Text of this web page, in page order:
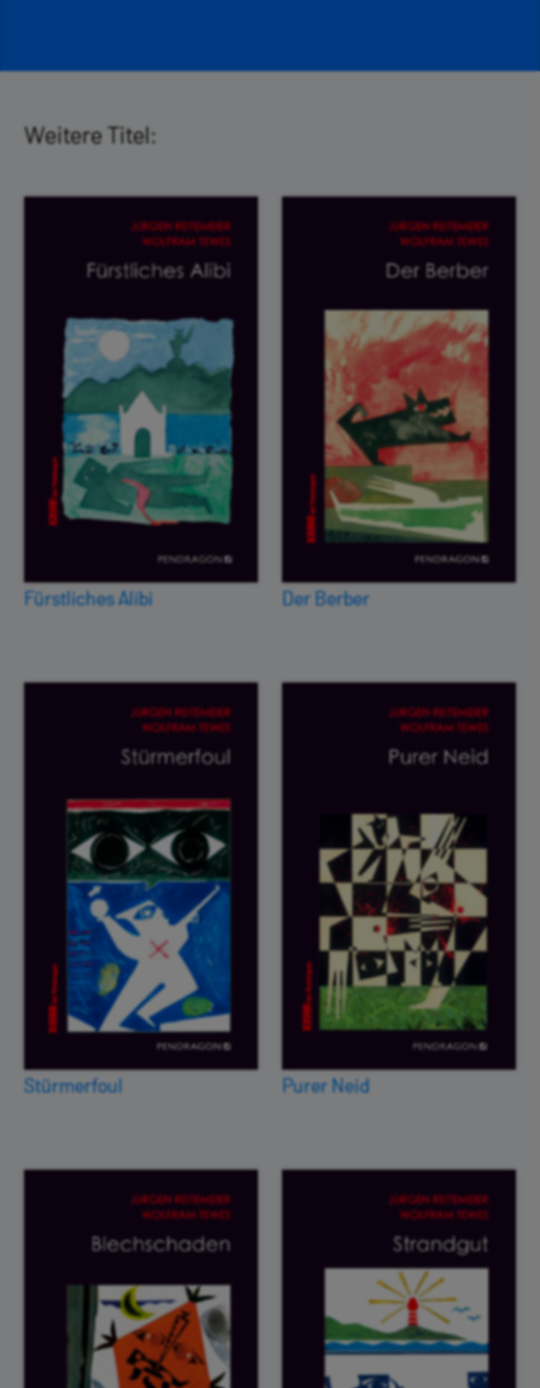
Weitere Titel:
Fürstliches Alibi Der Berber
Stürmerfoul Purer Neid